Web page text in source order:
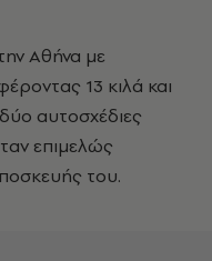
Αθήνα με
13 κιλά και
αυτοσχέδιες
επιμελώς
του.